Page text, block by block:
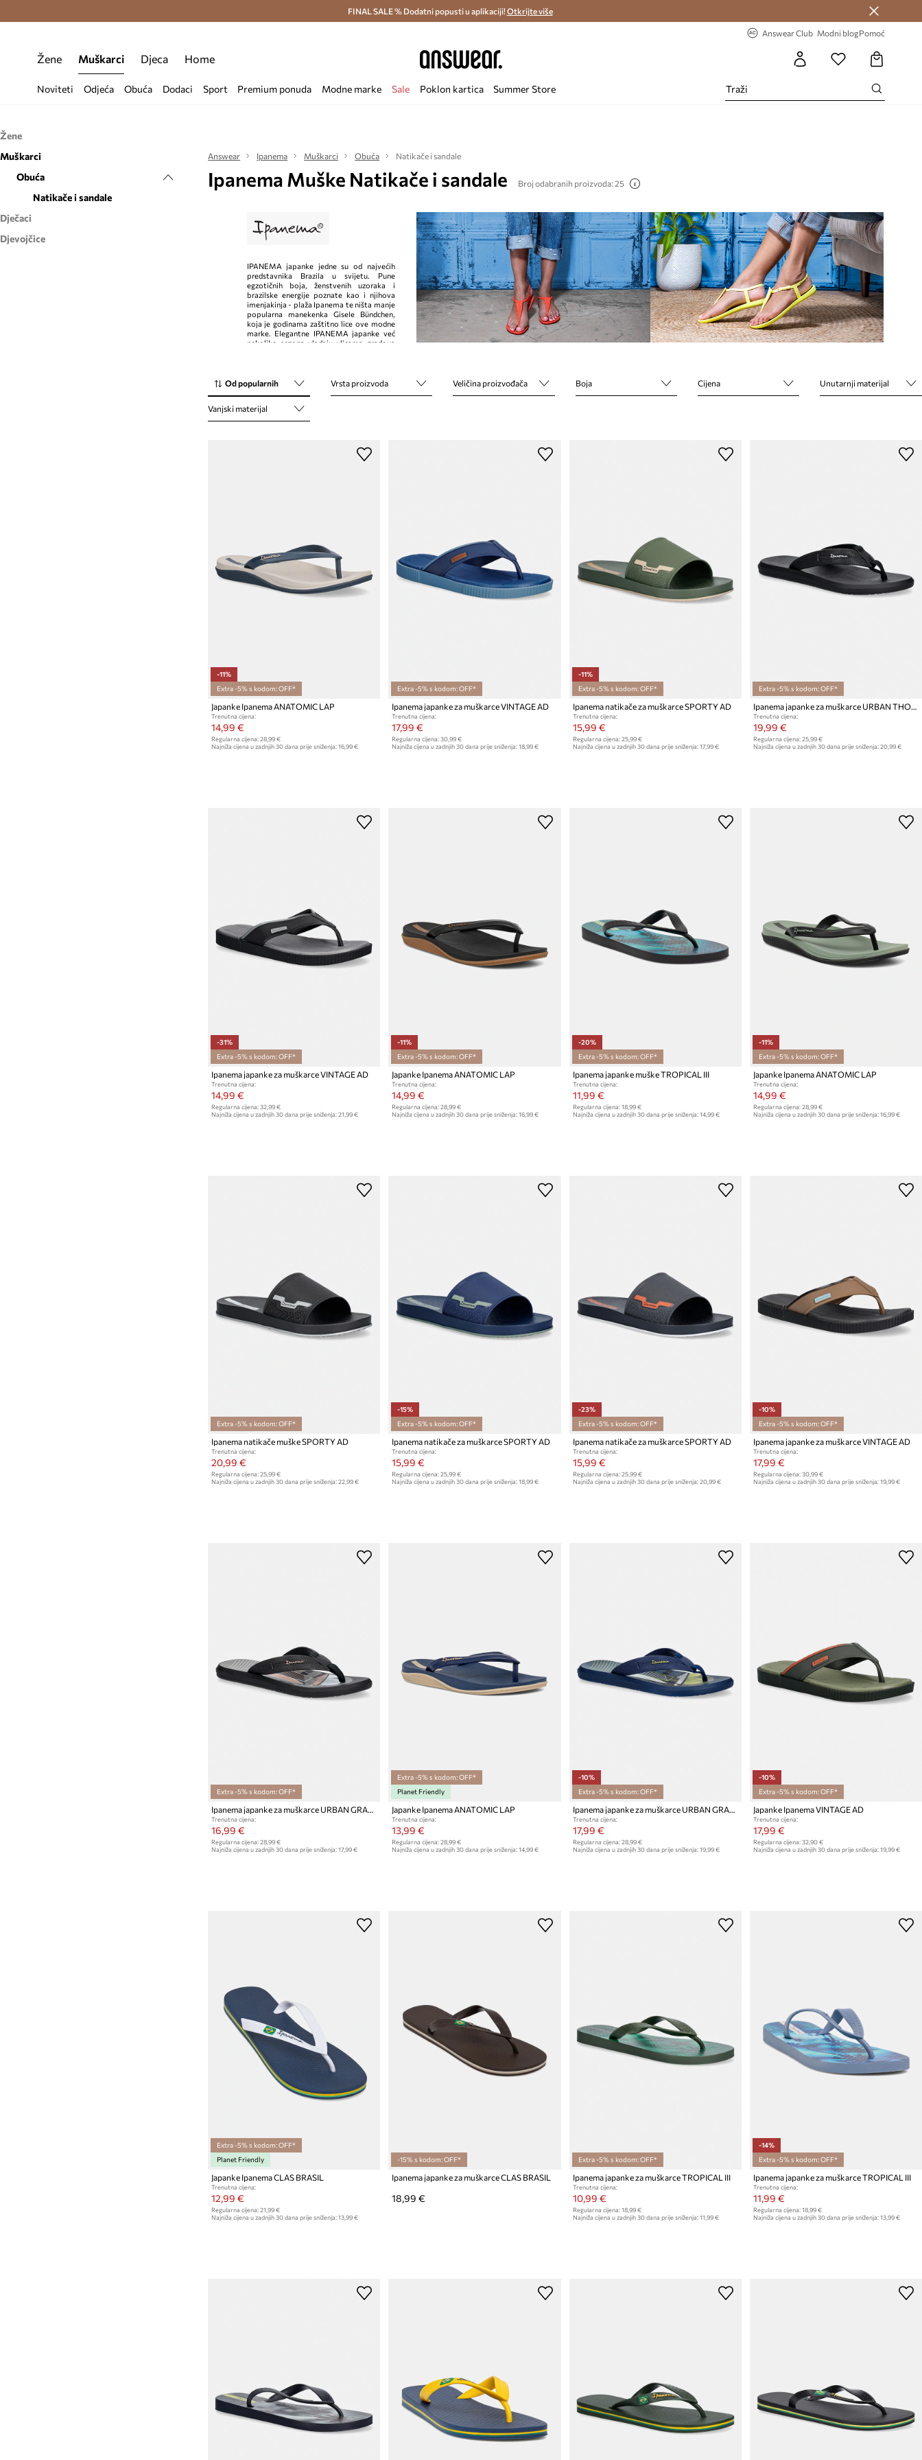
Besplatna dostava i povrat (od 70€) > Dostava u roku 48 sati >
FINAL SALE % Dodatni popusti u aplikaciji!Otkrijte više
Answear Club Modni blogPomoć
Žene Muškarci Djeca Home
Noviteti Odjeća Obuća Dodaci Sport Premium ponuda Modne marke Sale Poklon kartica Summer Store
Žene
Obuća
Natikače i sandale
Muškarci
Obuća
Natikače i sandale
Dječaci
Obuća
Djevojčice
Answear Ipanema Muškarci Obuća Natikače i sandale
Ipanema Muške Natikače i sandale Broj odabranih proizvoda: 25
IPANEMA japanke jedne su od najvećih
predstavnika Brazila u svijetu. Pune
egzotičnih boja, ženstvenih uzoraka i
brazilske energije poznate kao i njihova
imenjakinja - plaža Ipanema te ništa manje
popularna manekenka Gisele Bündchen,
koja je godinama zaštitno lice ove modne
marke. Elegantne IPANEMA japanke već
nekoliko sezona vladaju ulicama gradova
Od popularnih Vrsta proizvoda Veličina proizvođača Boja Cijena Unutarnji materijal
Vanjski materijal
-11%
Extra -5% s kodom: OFF*
Japanke Ipanema ANATOMIC LAP
Trenutna cijena:
14,99 €
Regularna cijena: 28,99 €
Najniža cijena u zadnjih 30 dana prije sniženja: 16,99 €
Extra -5% s kodom: OFF*
Ipanema japanke za muškarce VINTAGE AD
Trenutna cijena:
17,99 €
Regularna cijena: 30,99 €
Najniža cijena u zadnjih 30 dana prije sniženja: 18,99 €
-11%
Extra -5% s kodom: OFF*
Ipanema natikače za muškarce SPORTY AD
Trenutna cijena:
15,99 €
Regularna cijena: 25,99 €
Najniža cijena u zadnjih 30 dana prije sniženja: 17,99 €
Extra -5% s kodom: OFF*
Ipanema japanke za muškarce URBAN THONG
Trenutna cijena:
19,99 €
Regularna cijena: 25,99 €
Najniža cijena u zadnjih 30 dana prije sniženja: 20,99 €
-31%
Extra -5% s kodom: OFF*
Ipanema japanke za muškarce VINTAGE AD
Trenutna cijena:
14,99 €
Regularna cijena: 32,99 €
Najniža cijena u zadnjih 30 dana prije sniženja: 21,99 €
-11%
Extra -5% s kodom: OFF*
Japanke Ipanema ANATOMIC LAP
Trenutna cijena:
14,99 €
Regularna cijena: 28,99 €
Najniža cijena u zadnjih 30 dana prije sniženja: 16,99 €
-20%
Extra -5% s kodom: OFF*
Ipanema japanke muške TROPICAL III
Trenutna cijena:
11,99 €
Regularna cijena: 18,99 €
Najniža cijena u zadnjih 30 dana prije sniženja: 14,99 €
-11%
Extra -5% s kodom: OFF*
Japanke Ipanema ANATOMIC LAP
Trenutna cijena:
14,99 €
Regularna cijena: 28,99 €
Najniža cijena u zadnjih 30 dana prije sniženja: 16,99 €
Extra -5% s kodom: OFF*
Ipanema natikače muške SPORTY AD
Trenutna cijena:
20,99 €
Regularna cijena: 25,99 €
Najniža cijena u zadnjih 30 dana prije sniženja: 22,99 €
-15%
Extra -5% s kodom: OFF*
Ipanema natikače za muškarce SPORTY AD
Trenutna cijena:
15,99 €
Regularna cijena: 25,99 €
Najniža cijena u zadnjih 30 dana prije sniženja: 18,99 €
-23%
Extra -5% s kodom: OFF*
Ipanema natikače za muškarce SPORTY AD
Trenutna cijena:
15,99 €
Regularna cijena: 25,99 €
Najniža cijena u zadnjih 30 dana prije sniženja: 20,99 €
-10%
Extra -5% s kodom: OFF*
Ipanema japanke za muškarce VINTAGE AD
Trenutna cijena:
17,99 €
Regularna cijena: 30,99 €
Najniža cijena u zadnjih 30 dana prije sniženja: 19,99 €
Extra -5% s kodom: OFF*
Ipanema japanke za muškarce URBAN GRAPHI
Trenutna cijena:
16,99 €
Regularna cijena: 28,99 €
Najniža cijena u zadnjih 30 dana prije sniženja: 17,99 €
Extra -5% s kodom: OFF*
Planet Friendly
Japanke Ipanema ANATOMIC LAP
Trenutna cijena:
13,99 €
Regularna cijena: 28,99 €
Najniža cijena u zadnjih 30 dana prije sniženja: 14,99 €
-10%
Extra -5% s kodom: OFF*
Ipanema japanke za muškarce URBAN GRAPHI
Trenutna cijena:
17,99 €
Regularna cijena: 28,99 €
Najniža cijena u zadnjih 30 dana prije sniženja: 19,99 €
-10%
Extra -5% s kodom: OFF*
Japanke Ipanema VINTAGE AD
Trenutna cijena:
17,99 €
Regularna cijena: 32,90 €
Najniža cijena u zadnjih 30 dana prije sniženja: 19,99 €
Extra -5% s kodom: OFF*
Planet Friendly
Japanke Ipanema CLAS BRASIL
Trenutna cijena:
12,99 €
Regularna cijena: 21,99 €
Najniža cijena u zadnjih 30 dana prije sniženja: 13,99 €
-15% s kodom: OFF*
Ipanema japanke za muškarce CLAS BRASIL
18,99 €
Extra -5% s kodom: OFF*
Ipanema japanke za muškarce TROPICAL III
Trenutna cijena:
10,99 €
Regularna cijena: 18,99 €
Najniža cijena u zadnjih 30 dana prije sniženja: 11,99 €
-14%
Extra -5% s kodom: OFF*
Ipanema japanke za muškarce TROPICAL III
Trenutna cijena:
11,99 €
Regularna cijena: 18,99 €
Najniža cijena u zadnjih 30 dana prije sniženja: 13,99 €